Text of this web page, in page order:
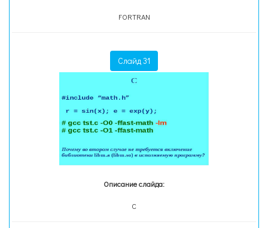
FORTRAN
Слайд 31
Описание слайда:
С